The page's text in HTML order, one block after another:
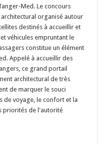
Med. Le concours
organisé autour
destinés à accueillir et
véhicules empruntant le
constitue un élément
Appelé à accueillir des
ce grand portail
architectural de très
de marquer le souci
de voyage, le confort et la
priorités de l'autorité